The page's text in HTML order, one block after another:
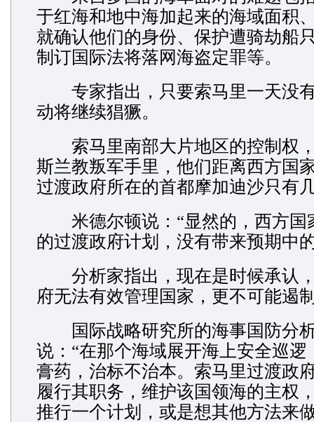
于红海和地中海加起来的海域面积
就确认他们的身份、保护遭骑劫船
制订国际法将落网海盗定罪等。
专家指出，只要索马里一天没
动将继续猖獗。
索马里南部大片地区的控制权
斯兰教叛军手里，他们距离西方国
过渡政府所在的首都摩加迪沙只有
米德尔顿说：“显然的，西方国
的过渡政府计划，没有带来预期中
分析家指出，现在是时候承认
府无法有效管理国家，更不可能遏
国际战略研究所的海事国防分
说：“在那个海域展开海上安全巡逻
膏药，治标不治本。索马里过渡政
履行其职务，维护该国领海的主权
推行一个计划，或是想其他方法来